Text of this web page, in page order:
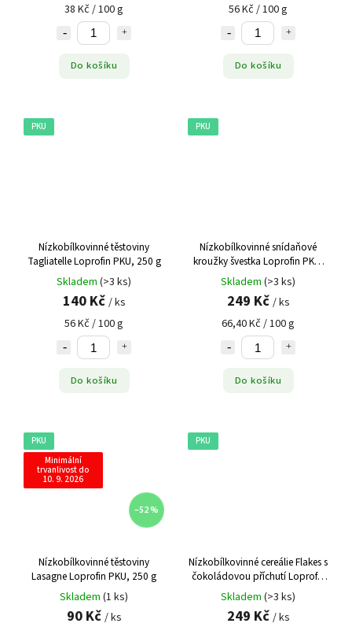
38 Kč / 100 g
Do košíku
56 Kč / 100 g
Do košíku
PKU
Nízkobílkovinné těstoviny
Tagliatelle Loprofin PKU, 250 g
Skladem (>3 ks)
140 Kč / ks
56 Kč / 100 g
Do košíku
PKU
Nízkobílkovinné snídaňové
kroužky švestka Loprofin PKU,
375 g
Skladem (>3 ks)
249 Kč / ks
66,40 Kč / 100 g
Do košíku
PKU
Minimální
trvanlivost do
10. 9. 2026
–52 %
Nízkobílkovinné těstoviny
Lasagne Loprofin PKU, 250 g
Skladem (1 ks)
90 Kč / ks
PKU
Nízkobílkovinné cereálie Flakes s
čokoládovou příchutí Loprofin
PKU, 375 g
Skladem (>3 ks)
249 Kč / ks